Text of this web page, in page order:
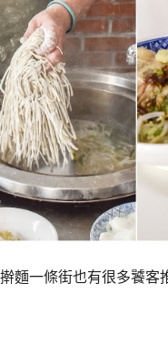
麵一條街也有很多饕